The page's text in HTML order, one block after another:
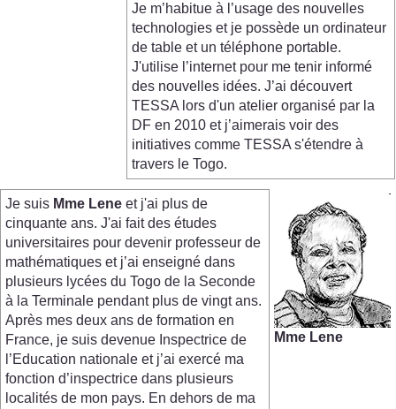
Je m’habitue à l’usage des nouvelles
technologies et je possède un ordinateur
de table et un téléphone portable.
J'utilise l’internet pour me tenir informé
des nouvelles idées. J’ai découvert
TESSA lors d'un atelier organisé par la
DF en 2010 et j’aimerais voir des
initiatives comme TESSA s'étendre à
travers le Togo.
Je suis Mme Lene et j'ai plus de
cinquante ans. J'ai fait des études
universitaires pour devenir professeur de
mathématiques et j’ai enseigné dans
plusieurs lycées du Togo de la Seconde
à la Terminale pendant plus de vingt ans.
Après mes deux ans de formation en
France, je suis devenue Inspectrice de
l’Education nationale et j’ai exercé ma
fonction d’inspectrice dans plusieurs
localités de mon pays. En dehors de ma
Mme Lene